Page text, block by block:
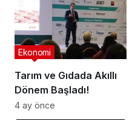
Tarım ve Gıdada Akıllı
Dönem Başladı!
Ekonomi
4 ay önce